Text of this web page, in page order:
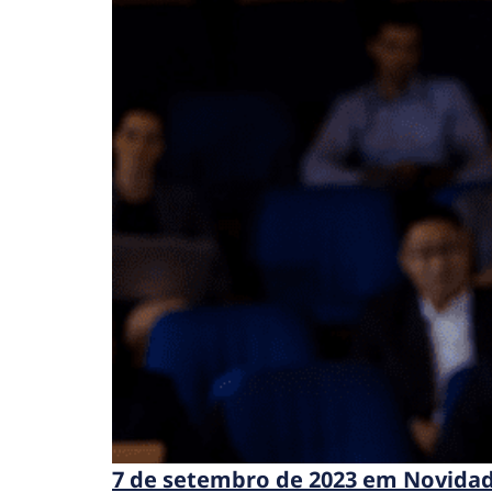
7 de setembro de 2023 em